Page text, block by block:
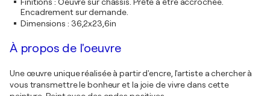
Encadrement sur demande.
Dimensions : 36,2x23,6in
À propos de l'oeuvre
Une œuvre unique réalisée à partir d'encre, l'artiste a chercher à
vous transmettre le bonheur et la joie de vivre dans cette